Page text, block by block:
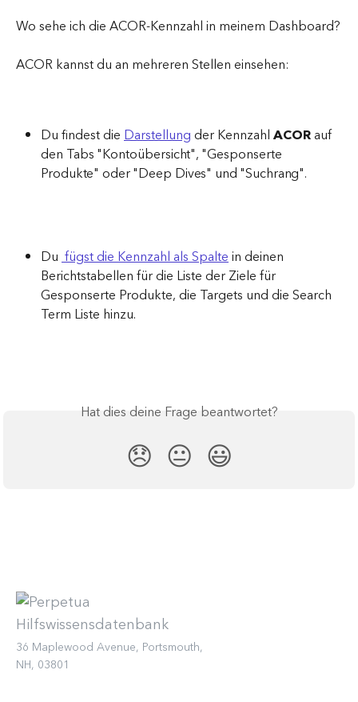
Wo sehe ich die ACOR-Kennzahl in meinem Dashboard?
ACOR kannst du an mehreren Stellen einsehen:
Du findest die Darstellung der Kennzahl ACOR auf
den Tabs "Kontoübersicht", "Gesponserte
Produkte" oder "Deep Dives" und "Suchrang".
Du fügst die Kennzahl als Spalte in deinen
Berichtstabellen für die Liste der Ziele für
Gesponserte Produkte, die Targets und die Search
Term Liste hinzu.
Hat dies deine Frage beantwortet?
😞 😐 😃
36 Maplewood Avenue, Portsmouth,
NH, 03801